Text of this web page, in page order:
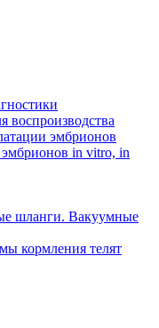
воспроизводства
эмбрионов
in vitro, in
шланги. Вакуумные
кормления телят